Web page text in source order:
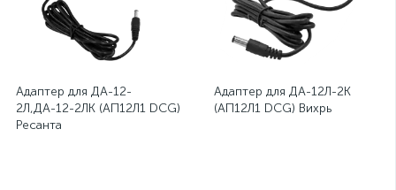
Адаптер для ДА-12-
2Л,ДА-12-2ЛК (АП12Л1 DCG)
Ресанта
Адаптер для ДА-12Л-2К
(АП12Л1 DCG) Вихрь